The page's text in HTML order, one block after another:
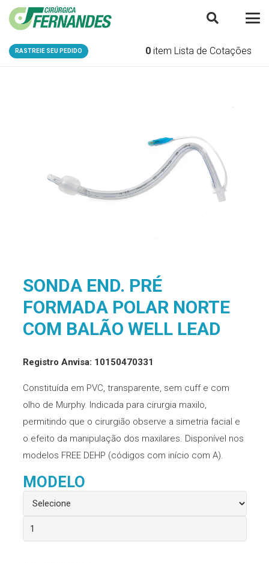
RASTREIE SEU PEDIDO 0 item Lista de Cotações
SONDA END. PRÉ
FORMADA POLAR NORTE
COM BALÃO WELL LEAD
Registro Anvisa: 10150470331
Constituída em PVC, transparente, sem cuff e com
olho de Murphy. Indicada para cirurgia maxilo,
permitindo que o cirurgião observe a simetria facial e
o efeito da manipulação dos maxilares. Disponível nos
modelos FREE DEHP (códigos com início com A).
MODELO
Sonda
End.